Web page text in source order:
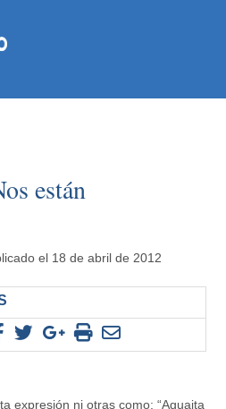
están
el 18 de abril de 2012
expresión ni otras como: “Aguaita